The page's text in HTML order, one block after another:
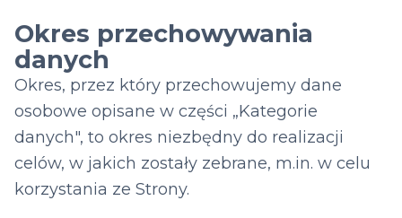
Okres przechowywania
danych
Okres, przez który przechowujemy dane
osobowe opisane w części „Kategorie
danych", to okres niezbędny do realizacji
celów, w jakich zostały zebrane, m.in. w celu
korzystania ze Strony.